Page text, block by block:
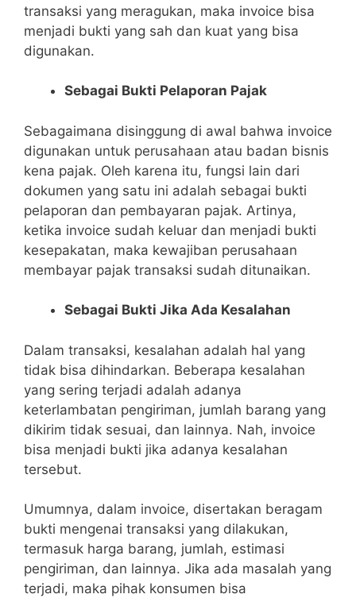
transaksi yang meragukan, maka invoice bisa
menjadi bukti yang sah dan kuat yang bisa
digunakan.
Sebagai Bukti Pelaporan Pajak
Sebagaimana disinggung di awal bahwa invoice
digunakan untuk perusahaan atau badan bisnis
kena pajak. Oleh karena itu, fungsi lain dari
dokumen yang satu ini adalah sebagai bukti
pelaporan dan pembayaran pajak. Artinya,
ketika invoice sudah keluar dan menjadi bukti
kesepakatan, maka kewajiban perusahaan
membayar pajak transaksi sudah ditunaikan.
Sebagai Bukti Jika Ada Kesalahan
Dalam transaksi, kesalahan adalah hal yang
tidak bisa dihindarkan. Beberapa kesalahan
yang sering terjadi adalah adanya
keterlambatan pengiriman, jumlah barang yang
dikirim tidak sesuai, dan lainnya. Nah, invoice
bisa menjadi bukti jika adanya kesalahan
tersebut.
Umumnya, dalam invoice, disertakan beragam
bukti mengenai transaksi yang dilakukan,
termasuk harga barang, jumlah, estimasi
pengiriman, dan lainnya. Jika ada masalah yang
terjadi, maka pihak konsumen bisa